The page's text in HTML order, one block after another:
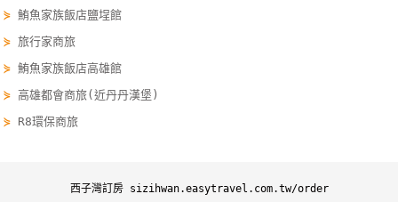
客
服
聯
絡
⋟鮪魚家族飯店鹽埕館
⋟旅行家商旅
⋟鮪魚家族飯店高雄館
⋟高雄都會商旅(近丹丹漢堡)
⋟ R8環保商旅
西子灣訂房 sizihwan.easytravel.com.tw/order